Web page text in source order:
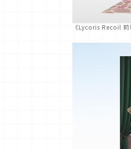
《Lycoris Recoil 莉